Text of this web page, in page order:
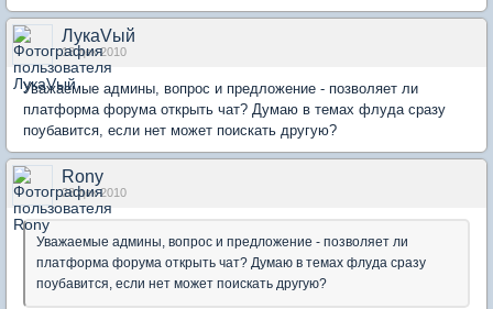
ЛукаVый
18 дек 2010
Уважаемые админы, вопрос и предложение - позволяет ли
платформа форума открыть чат? Думаю в темах флуда сразу
поубавится, если нет может поискать другую?
Rony
28 дек 2010
Уважаемые админы, вопрос и предложение - позволяет ли
платформа форума открыть чат? Думаю в темах флуда сразу
поубавится, если нет может поискать другую?